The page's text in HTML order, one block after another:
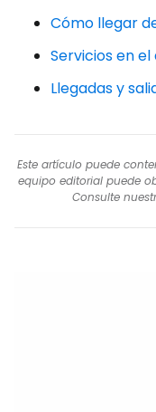
Cómo llegar
Servicios en
Llegadas y
Este artículo puede
equipo editorial puede
Consulte